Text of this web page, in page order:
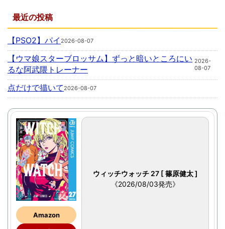
最近の投稿
【PSO2】パイ 2026-08-07
【ウマ娘スターブロッサム】ずっと暗いところにい
るな阿武隈トレーナー
2026-
08-07
点だけで描いて2026-08-07
Amazon
ウィッチウォッチ 27 [ 篠原健太 ]
《2026/08/03発売》